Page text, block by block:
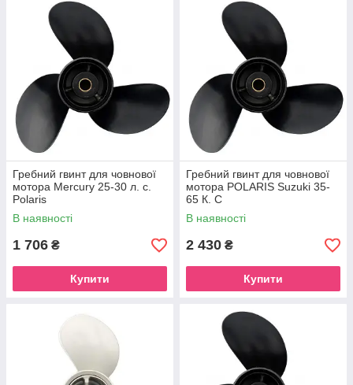
Гребний гвинт для човнової
мотора Mercury 25-30 л. с.
Polaris
В наявності
1 706 ₴
Купити
Гребний гвинт для човнової
мотора POLARIS Suzuki 35-
65 К. С
В наявності
2 430 ₴
Купити